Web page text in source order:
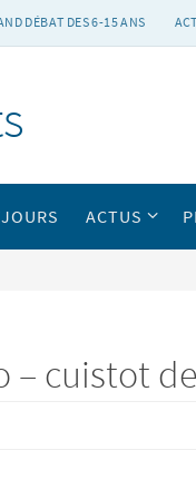
DÉBAT DES 6-15 ANS
ACTUS
– cuistot